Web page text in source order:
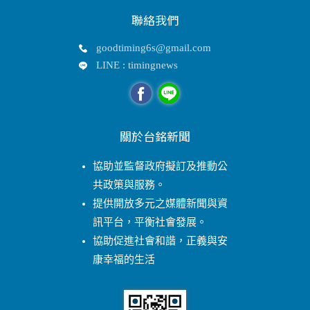
聯絡我們
goodtiming6s@gmail.com
LINE : timingnews
關於台銘新聞
協助並監督政府擬訂及推動公
共政策與服務。
提供開放多元之媒體新聞與資
訊平台，平衡社會發展。
協助促進社會和諧，正義與安
康幸福的生活